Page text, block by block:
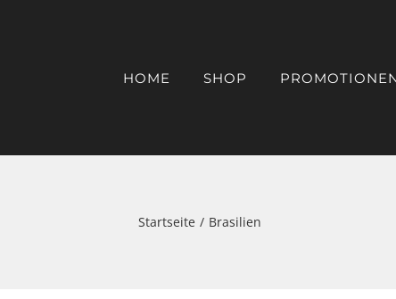
HOME SHOP
Startseite Brasilien